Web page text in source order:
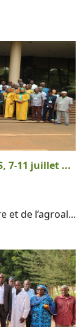
7-11 juillet ...
et de l’agroal...